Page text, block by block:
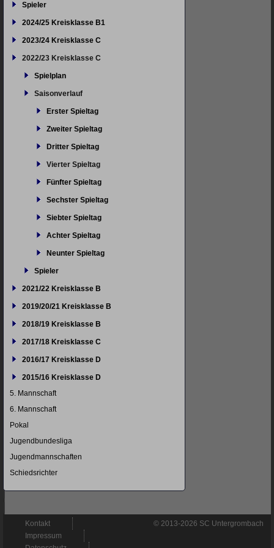
Spieler
2024/25 Kreisklasse B1
2023/24 Kreisklasse C
2022/23 Kreisklasse C
Spielplan
Saisonverlauf
Erster Spieltag
Zweiter Spieltag
Dritter Spieltag
Vierter Spieltag
Fünfter Spieltag
Sechster Spieltag
Siebter Spieltag
Achter Spieltag
Neunter Spieltag
Spieler
2021/22 Kreisklasse B
2019/20/21 Kreisklasse B
2018/19 Kreisklasse B
2017/18 Kreisklasse C
2016/17 Kreisklasse D
2015/16 Kreisklasse D
5. Mannschaft
6. Mannschaft
Pokal
Jugendbundesliga
Jugendmannschaften
Schiedsrichter
© 2013-2026 SC Untergrombach
Navigation
überspringen
Kontakt
Impressum